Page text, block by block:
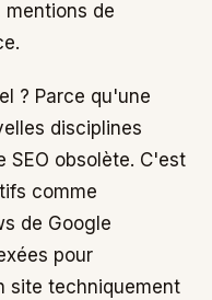
mentions de
? Parce qu'une
disciplines
SEO obsolète. C'est
comme
de Google
pour
site techniquement